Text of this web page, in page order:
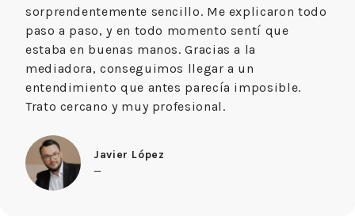
sorprendentemente sencillo. Me explicaron todo
paso a paso, y en todo momento sentí que
estaba en buenas manos. Gracias a la
mediadora, conseguimos llegar a un
entendimiento que antes parecía imposible.
Trato cercano y muy profesional.
Javier López
—